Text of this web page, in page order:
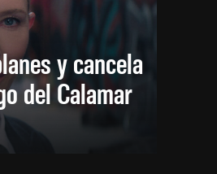
y cancela
del Calamar